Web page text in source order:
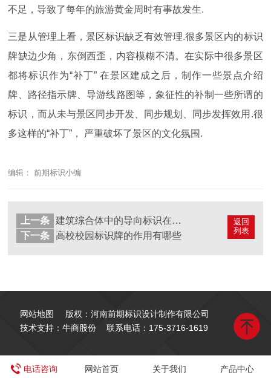
不足，导致了每年的旅游黄金周时有事故发生.
三是从管理上看，景区标识缺乏有效管理.很多景区内的标识
牌缺边少角，东倒西歪，内容模糊不清。在实际中很多景区
都将标识作为“补丁” 在景区建成之后，制作一些景点介绍
牌、路径指示牌、导游线路图等，象征性的补制一些所谓的
标识，而从未与景区同步开发、同步规划、同步发挥效用.很
多这样的“补丁”， 严重破坏了景区的文化氛围.
编辑： 前期标识小编
返回
列表
上一条
建筑综合体中的导向标识在设计所存在的问题
下一条
高校校园标识牌的作用有哪些
网站地图
版权：河南前期标识设计制作有限公司
技术支持：牛商股份
联系电话： 175-3716-1619
电话咨询 网站首页 关于我们 产品中心